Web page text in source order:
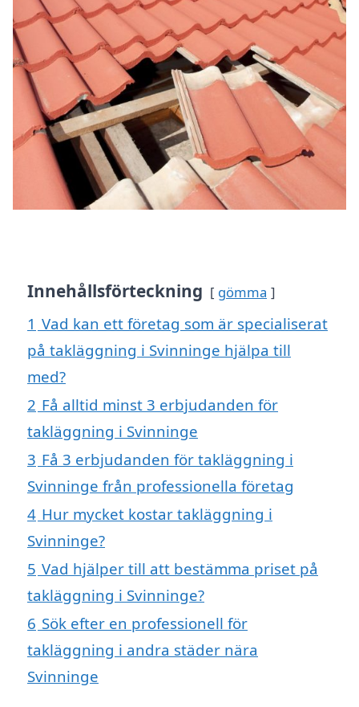
Innehållsförteckning gömma
1 Vad kan ett företag som är specialiserat
på takläggning i Svinninge hjälpa till
med?
2 Få alltid minst 3 erbjudanden för
takläggning i Svinninge
3 Få 3 erbjudanden för takläggning i
Svinninge från professionella företag
4 Hur mycket kostar takläggning i
Svinninge?
5 Vad hjälper till att bestämma priset på
takläggning i Svinninge?
6 Sök efter en professionell för
takläggning i andra städer nära
Svinninge